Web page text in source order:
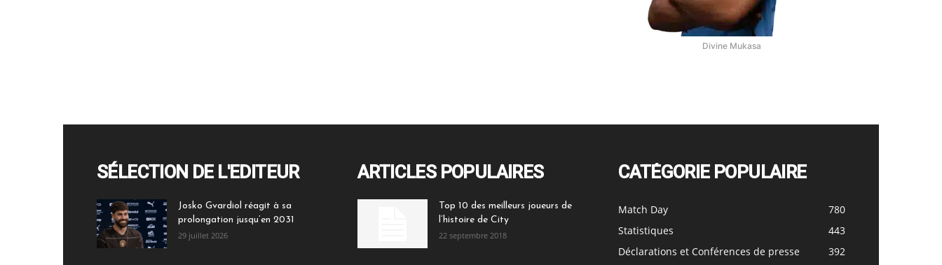
Divine Mukasa
SÉLECTION DE L'EDITEUR
Josko Gvardiol réagit à sa
prolongation jusqu’en 2031
29 juillet 2026
ARTICLES POPULAIRES
Top 10 des meilleurs joueurs de
l’histoire de City
22 septembre 2018
CATÉGORIE POPULAIRE
Match Day
780
Statistiques
443
Déclarations et Conférences de presse
392